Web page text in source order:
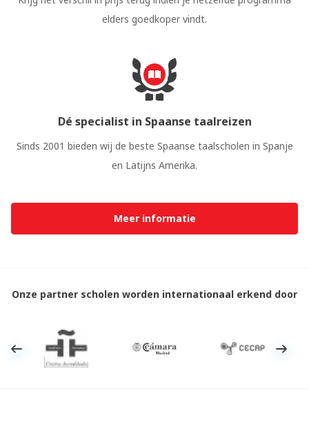
elders goedkoper vindt.
Dé specialist in Spaanse taalreizen
Sinds 2001 bieden wij de beste Spaanse taalscholen in Spanje
en Latijns Amerika.
Meer informatie
Onze partner scholen worden internationaal erkend door